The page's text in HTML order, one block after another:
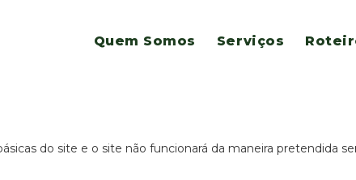
para este website.
e funcionais, para lhe oferecer uma boa experiência de
do site e o site não funcionará da maneira pretendida
Quem Somos Serviços